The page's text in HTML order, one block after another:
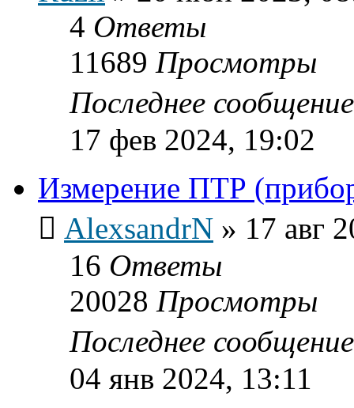
4 Ответы
11689 Просмотры
Последнее
17 фев 2024, 19:02
Измерение ПТР
AlexsandrN » 17 авг
16 Ответы
20028 Просмотры
Последнее
04 янв 2024, 13:11